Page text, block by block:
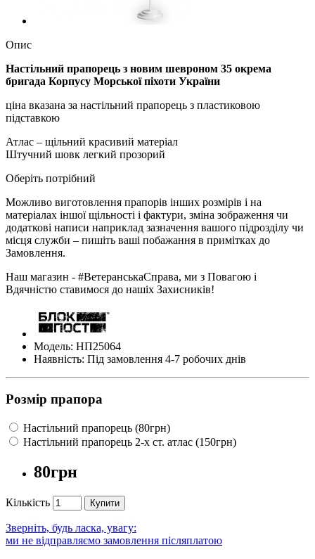
Опис
Настільний прапорець з новим шевроном 35 окрема
бригада Корпусу Морської піхоти України
ціна вказана за настільний прапорець з пластиковою
підставкою
Атлас – щільний красивий матеріал
Штучний шовк легкий прозорий
Оберіть потрібний
Можливо виготовлення прапорів інших розмірів і на
матеріалах іншої щільності і фактури, зміна зображення чи
додаткові написи наприклад зазначення вашого підрозділу чи
місця служби – пишіть ваші побажання в примітках до
Замовлення.
Наш магазин - #ВетеранськаСправа, ми з Повагою і
Вдячністю ставимося до нашіх Захисників!
Модель: НП25064
Наявність: Під замовлення 4-7 робочих днів
Розмір прапора
Настільний прапорець (80грн)
Настільний прапорець 2-х ст. атлас (150грн)
80грн
Кількість Купити
Зверніть, будь ласка, увагу:
ми не відправляємо замовлення післяплатою